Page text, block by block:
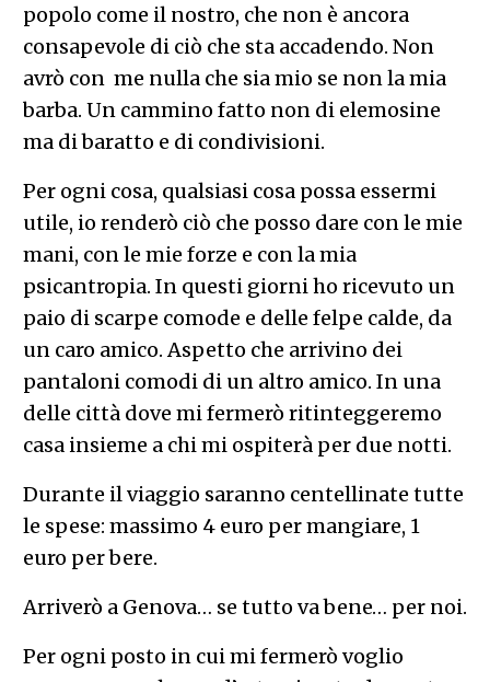
popolo come il nostro, che non è ancora
consapevole di ciò che sta accadendo. Non
avrò con me nulla che sia mio se non la mia
barba. Un cammino fatto non di elemosine
ma di baratto e di condivisioni.
Per ogni cosa, qualsiasi cosa possa essermi
utile, io renderò ciò che posso dare con le mie
mani, con le mie forze e con la mia
psicantropia. In questi giorni ho ricevuto un
paio di scarpe comode e delle felpe calde, da
un caro amico. Aspetto che arrivino dei
pantaloni comodi di un altro amico. In una
delle città dove mi fermerò ritinteggeremo
casa insieme a chi mi ospiterà per due notti.
Durante il viaggio saranno centellinate tutte
le spese: massimo 4 euro per mangiare, 1
euro per bere.
Arriverò a Genova… se tutto va bene… per noi.
Per ogni posto in cui mi fermerò voglio